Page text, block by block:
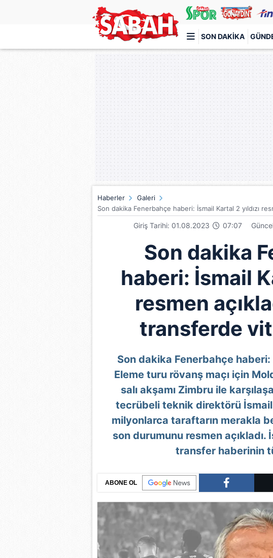
SON DAKIKA
Türkiye'nin en iyi haber sitesi
Haberler
Galeri
Son dakika Fenerbahçe haberi: İsmail Kartal 2 yıldızı
Giriş Tarihi: 01.08.2023 07:07
Son dakika
haberi: İsmail
resmen
transferde
Son dakika Fenerbahçe haberi:
Eleme turu rövanş maçı için
salı akşamı Zimbru ile
tecrübeli teknik direktörü
milyonlarca taraftarın merakla
son durumunu resmen
transfer haberinin
ABONE OL